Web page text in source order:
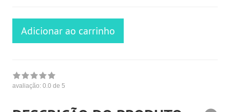
Adicionar ao carrinho
avaliação: 0.0 de 5